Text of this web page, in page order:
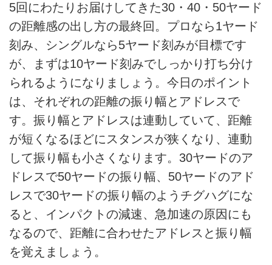
5回にわたりお届けしてきた30・40・50ヤード
の距離感の出し方の最終回。プロなら1ヤード
刻み、シングルなら5ヤード刻みが目標です
が、まずは10ヤード刻みでしっかり打ち分け
られるようになりましょう。今日のポイント
は、それぞれの距離の振り幅とアドレスで
す。振り幅とアドレスは連動していて、距離
が短くなるほどにスタンスが狭くなり、連動
して振り幅も小さくなります。30ヤードのア
ドレスで50ヤードの振り幅、50ヤードのアド
レスで30ヤードの振り幅のようチグハグにな
ると、インパクトの減速、急加速の原因にも
なるので、距離に合わせたアドレスと振り幅
を覚えましょう。